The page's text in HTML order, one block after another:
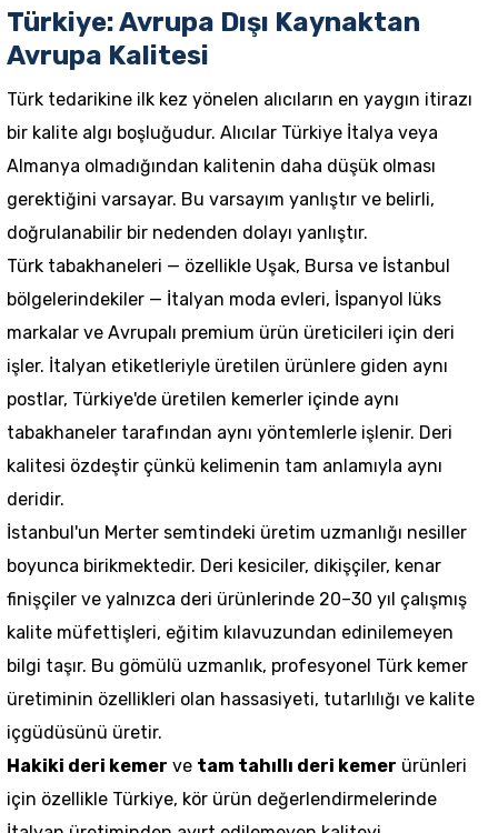
Türkiye: Avrupa Dışı Kaynaktan
Avrupa Kalitesi
Türk tedarikine ilk kez yönelen alıcıların en yaygın itirazı
bir kalite algı boşluğudur. Alıcılar Türkiye İtalya veya
Almanya olmadığından kalitenin daha düşük olması
gerektiğini varsayar. Bu varsayım yanlıştır ve belirli,
doğrulanabilir bir nedenden dolayı yanlıştır.
Türk tabakhaneleri — özellikle Uşak, Bursa ve İstanbul
bölgelerindekiler — İtalyan moda evleri, İspanyol lüks
markalar ve Avrupalı premium ürün üreticileri için deri
işler. İtalyan etiketleriyle üretilen ürünlere giden aynı
postlar, Türkiye'de üretilen kemerler içinde aynı
tabakhaneler tarafından aynı yöntemlerle işlenir. Deri
kalitesi özdeştir çünkü kelimenin tam anlamıyla aynı
deridir.
İstanbul'un Merter semtindeki üretim uzmanlığı nesiller
boyunca birikmektedir. Deri kesiciler, dikişçiler, kenar
finişçiler ve yalnızca deri ürünlerinde 20–30 yıl çalışmış
kalite müfettişleri, eğitim kılavuzundan edinilemeyen
bilgi taşır. Bu gömülü uzmanlık, profesyonel Türk kemer
üretiminin özellikleri olan hassasiyeti, tutarlılığı ve kalite
içgüdüsünü üretir.
Hakiki deri kemer ve tam tahıllı deri kemer ürünleri
için özellikle Türkiye, kör ürün değerlendirmelerinde